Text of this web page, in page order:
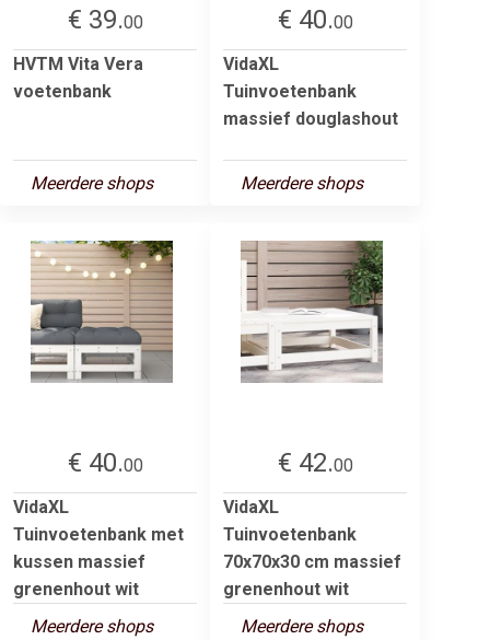
€ 39.00
HVTM Vita Vera
voetenbank
Meerdere shops
€ 40.00
VidaXL
Tuinvoetenbank
massief douglashout
Meerdere shops
€ 40.00
VidaXL
Tuinvoetenbank met
kussen massief
grenenhout wit
Meerdere shops
€ 42.00
VidaXL
Tuinvoetenbank
70x70x30 cm massief
grenenhout wit
Meerdere shops